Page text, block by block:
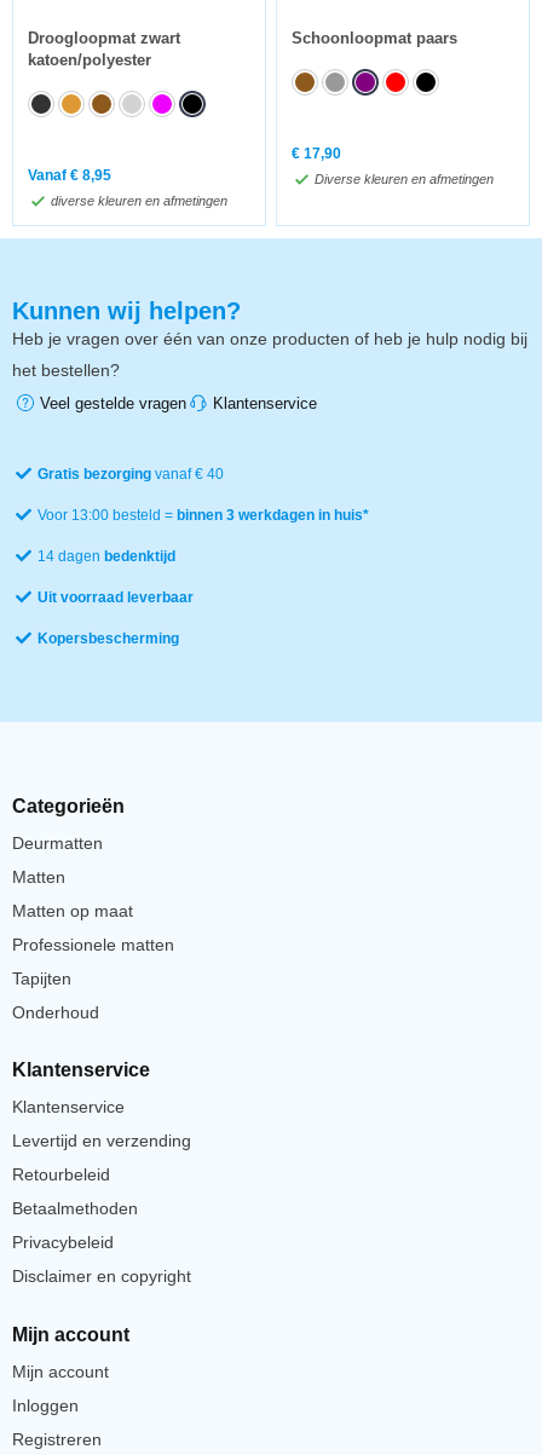
Droogloopmat zwart
katoen/polyester
Vanaf € 8,95
diverse kleuren en afmetingen
Schoonloopmat paars
€ 17,90
Diverse kleuren en afmetingen
Kunnen wij helpen?
Heb je vragen over één van onze producten of heb je hulp nodig bij
het bestellen?
Veel gestelde vragen Klantenservice
Gratis bezorgingvanaf € 40
Voor 13:00 besteld =binnen 3 werkdagen in huis*
14 dagenbedenktijd
Uit voorraad leverbaar
Kopersbescherming
Categorieën
Deurmatten
Matten
Matten op maat
Professionele matten
Tapijten
Onderhoud
Klantenservice
Klantenservice
Levertijd en verzending
Retourbeleid
Betaalmethoden
Privacybeleid
Disclaimer en copyright
Mijn account
Mijn account
Inloggen
Registreren